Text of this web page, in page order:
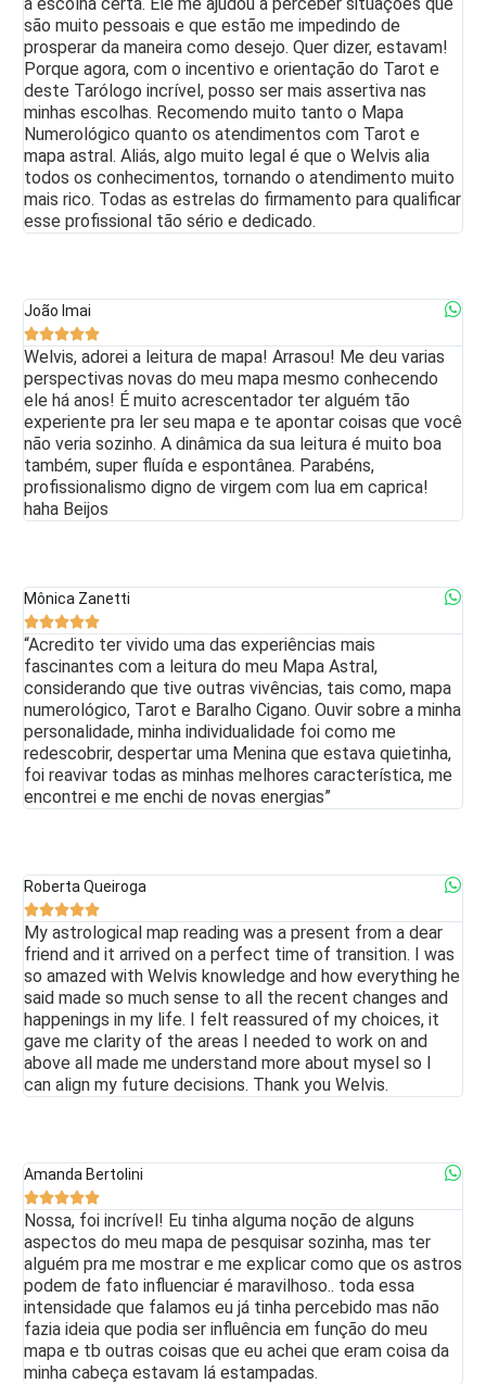
são muito pessoais e que estão me impedindo de
prosperar da maneira como desejo. Quer dizer, estavam!
Porque agora, com o incentivo e orientação do Tarot e
deste Tarólogo incrível, posso ser mais assertiva nas
minhas escolhas. Recomendo muito tanto o Mapa
Numerológico quanto os atendimentos com Tarot e
mapa astral. Aliás, algo muito legal é que o Welvis alia
todos os conhecimentos, tornando o atendimento muito
mais rico. Todas as estrelas do firmamento para qualificar
esse profissional tão sério e dedicado.
João Imai

Welvis, adorei a leitura de mapa! Arrasou! Me deu varias
perspectivas novas do meu mapa mesmo conhecendo
ele há anos! É muito acrescentador ter alguém tão
experiente pra ler seu mapa e te apontar coisas que você
não veria sozinho. A dinâmica da sua leitura é muito boa
também, super fluída e espontânea. Parabéns,
profissionalismo digno de virgem com lua em caprica!
haha Beijos
Mônica Zanetti

“Acredito ter vivido uma das experiências mais
fascinantes com a leitura do meu Mapa Astral,
considerando que tive outras vivências, tais como, mapa
numerológico, Tarot e Baralho Cigano. Ouvir sobre a minha
personalidade, minha individualidade foi como me
redescobrir, despertar uma Menina que estava quietinha,
foi reavivar todas as minhas melhores característica, me
encontrei e me enchi de novas energias”
Roberta Queiroga

My astrological map reading was a present from a dear
friend and it arrived on a perfect time of transition. I was
so amazed with Welvis knowledge and how everything he
said made so much sense to all the recent changes and
happenings in my life. I felt reassured of my choices, it
gave me clarity of the areas I needed to work on and
above all made me understand more about mysel so I
can align my future decisions. Thank you Welvis.
Amanda Bertolini

Nossa, foi incrível! Eu tinha alguma noção de alguns
aspectos do meu mapa de pesquisar sozinha, mas ter
alguém pra me mostrar e me explicar como que os astros
podem de fato influenciar é maravilhoso.. toda essa
intensidade que falamos eu já tinha percebido mas não
fazia ideia que podia ser influência em função do meu
mapa e tb outras coisas que eu achei que eram coisa da
minha cabeça estavam lá estampadas.